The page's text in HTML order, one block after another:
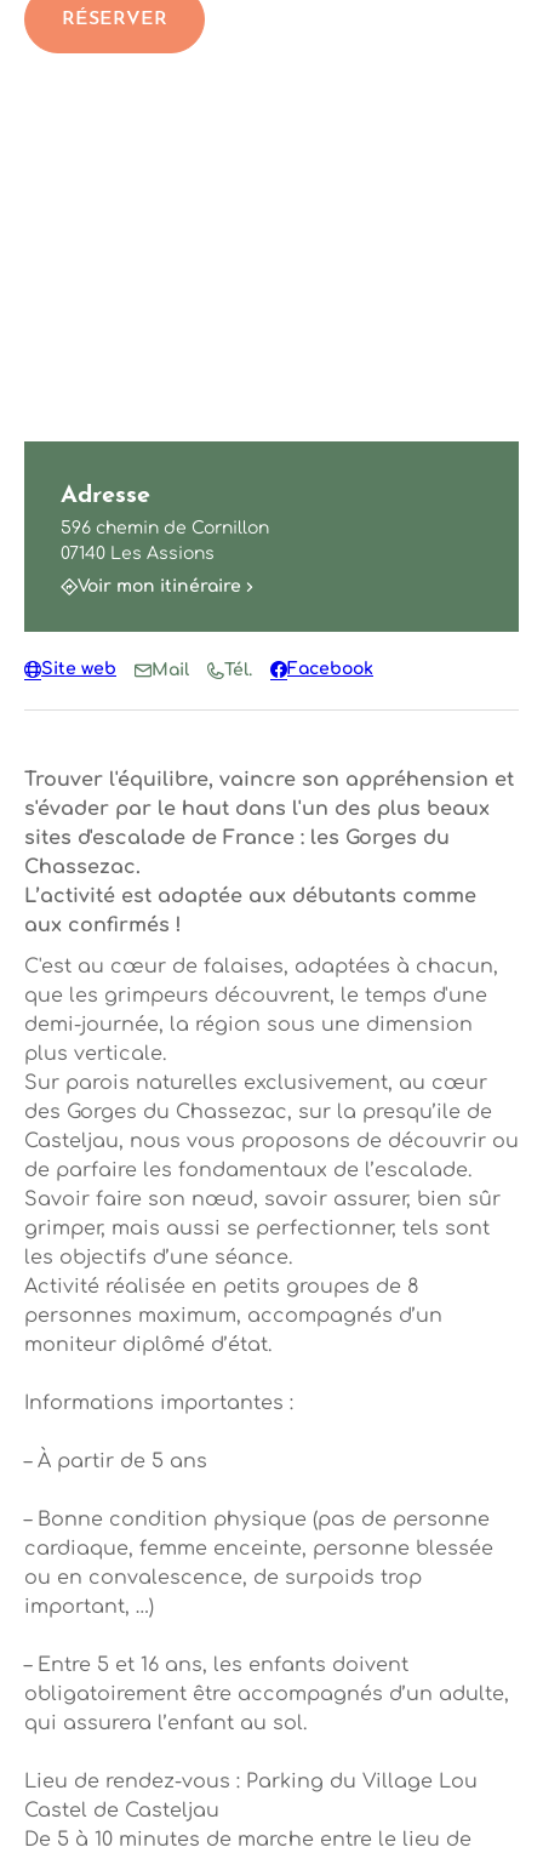
Trouver l'équilibre, vaincre son appréhension et
s'évader par le haut dans l'un des plus beaux
sites d'escalade de France : les Gorges du
Chassezac.
L’activité est adaptée aux débutants comme
aux confirmés !
C'est au cœur de falaises, adaptées à chacun,
que les grimpeurs découvrent, le temps d'une
demi-journée, la région sous une dimension
plus verticale.
Sur parois naturelles exclusivement, au cœur
des Gorges du Chassezac, sur la presqu’ile de
Casteljau, nous vous proposons de découvrir ou
de parfaire les fondamentaux de l’escalade.
Savoir faire son nœud, savoir assurer, bien sûr
grimper, mais aussi se perfectionner, tels sont
les objectifs d’une séance.
Activité réalisée en petits groupes de 8
personnes maximum, accompagnés d’un
moniteur diplômé d’état.
Informations importantes :
– À partir de 5 ans
– Bonne condition physique (pas de personne
cardiaque, femme enceinte, personne blessée
ou en convalescence, de surpoids trop
important, …)
– Entre 5 et 16 ans, les enfants doivent
obligatoirement être accompagnés d’un adulte,
qui assurera l’enfant au sol.
Lieu de rendez-vous : Parking du Village Lou
Castel de Casteljau
De 5 à 10 minutes de marche entre le lieu de
RÉSERVER
Adresse
596 chemin de Cornillon
07140 Les Assions
Voir mon itinéraire
Site web Mail Tél. Facebook